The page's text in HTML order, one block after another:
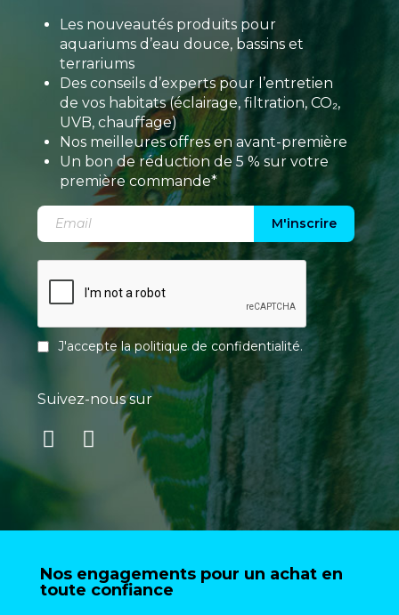
Les nouveautés produits pour
aquariums d’eau douce, bassins et
terrariums
Des conseils d’experts pour l’entretien
de vos habitats (éclairage, filtration, CO₂,
UVB, chauffage)
Nos meilleures offres en avant-première
Un bon de réduction de 5 % sur votre
première commande*
M'inscrire
J'accepte lapolitique de confidentialité.
Suivez-nous sur
Nos engagements pour un achat en
toute confiance